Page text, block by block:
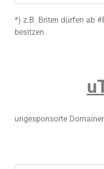
*) z.B. Briten dürfen ab
besitzen.
ungesponsorte